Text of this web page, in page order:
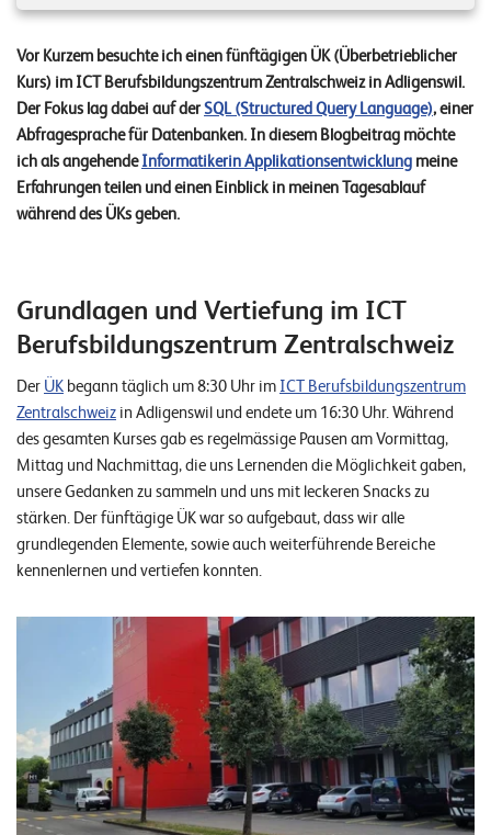
n
z
e
n
U
r
n
h
m
e
n
r
r
i
e
r
e
Vor Kurzem besuchte ich einen fünftägigen ÜK (Überbetrieblicher
Kurs) im ICT Berufsbildungszentrum Zentralschweiz in Adligenswil.
Der Fokus lag dabei auf derSQL (Structured Query Language), einer
Abfragesprache für Datenbanken. In diesem Blogbeitrag möchte
ich als angehendeInformatikerin Applikationsentwicklung meine
Erfahrungen teilen und einen Einblick in meinen Tagesablauf
während des ÜKs geben.
Grundlagen und Vertiefung im ICT
Berufsbildungszentrum Zentralschweiz
Der ÜK begann täglich um 8:30 Uhr im ICT Berufsbildungszentrum
Zentralschweiz in Adligenswil und endete um 16:30 Uhr. Während
des gesamten Kurses gab es regelmässige Pausen am Vormittag,
Mittag und Nachmittag, die uns Lernenden die Möglichkeit gaben,
unsere Gedanken zu sammeln und uns mit leckeren Snacks zu
stärken. Der fünftägige ÜK war so aufgebaut, dass wir alle
grundlegenden Elemente, sowie auch weiterführende Bereiche
kennenlernen und vertiefen konnten.